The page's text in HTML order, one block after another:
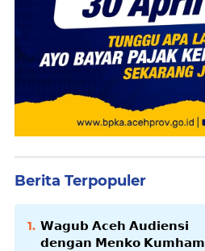
Berita Terpopuler
𝗪𝗮𝗴𝘂𝗯 𝗔𝗰𝗲𝗵 𝗔𝘂𝗱𝗶𝗲𝗻𝘀𝗶
𝗱𝗲𝗻𝗴𝗮𝗻 𝗠𝗲𝗻𝗸𝗼 𝗞𝘂𝗺𝗵𝗮𝗺